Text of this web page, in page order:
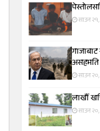
साउन
गाजाबाट
असहमति
साउन
लाखौँ
साउन